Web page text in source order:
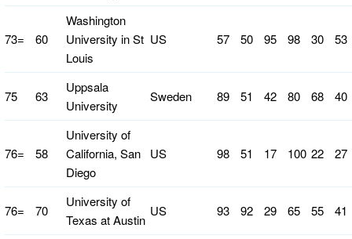
73= 60
Washington
University in St
Louis
US 57 50 95 98 30 53
75 63
Uppsala
University
Sweden 89 51 42 80 68 40
76= 58
University of
California, San
Diego
US 98 51 17 100 22 27
76= 70
University of
Texas at Austin
US 93 92 29 65 55 41